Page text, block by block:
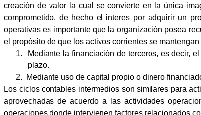
creación de valor la cual se convierte en la única
comprometido, de hecho el interes por adquirir un
operativas es importante que la organización posea
el propósito de que los activos corrientes se
1.
Mediante la financiación de terceros, es decir,
plazo.
2.
Mediante uso de capital propio o dinero
Los ciclos contables intermedios son similares para
aprovechadas de acuerdo a las actividades
operaciones donde intervienen factores relacionados